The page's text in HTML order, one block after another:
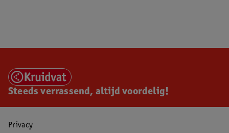
Steeds verrassend, altijd voordelig!
Privacy